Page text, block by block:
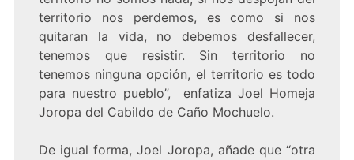
territorio nos perdemos, es como si nos
quitaran la vida, no debemos desfallecer,
tenemos que resistir. Sin territorio no
tenemos ninguna opción, el territorio es todo
para nuestro pueblo”, enfatiza Joel Homeja
Joropa del Cabildo de Caño Mochuelo.
De igual forma, Joel Joropa, añade que “otra